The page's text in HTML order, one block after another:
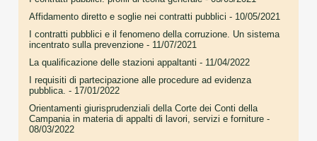
Affidamento diretto e soglie nei contratti pubblici - 10/05/2021
I contratti pubblici e il fenomeno della corruzione. Un sistema
incentrato sulla prevenzione - 11/07/2021
La qualificazione delle stazioni appaltanti - 11/04/2022
I requisiti di partecipazione alle procedure ad evidenza
pubblica. - 17/01/2022
Orientamenti giurisprudenziali della Corte dei Conti della
Campania in materia di appalti di lavori, servizi e forniture -
08/03/2022